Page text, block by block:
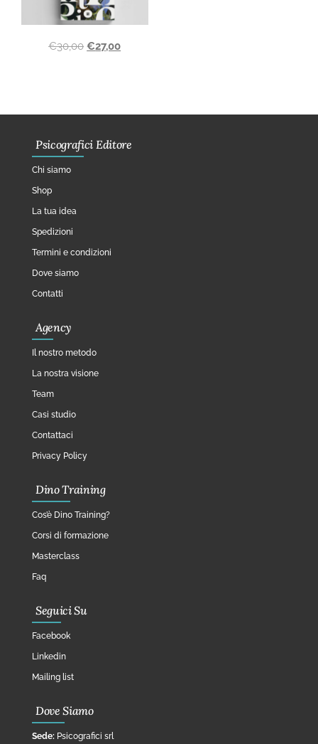
€30,00 €27,00
Psicografici Editore
Chi siamo
Shop
La tua idea
Spedizioni
Termini e condizioni
Dove siamo
Contatti
Agency
Il nostro metodo
La nostra visione
Team
Casi studio
Contattaci
Privacy Policy
Dino Training
Cos’è Dino Training?
Corsi di formazione
Masterclass
Faq
Seguici Su
Facebook
Linkedin
Mailing list
Dove Siamo
Sede: Psicografici srl